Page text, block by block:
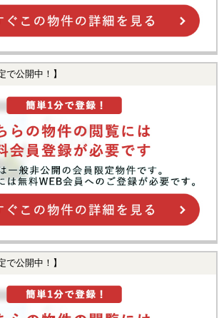
で公開中！】
で公開中！】